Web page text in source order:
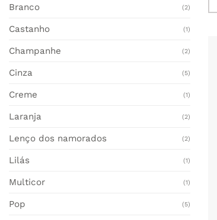
Branco (2)
Castanho (1)
Champanhe (2)
Cinza (5)
Creme (1)
Laranja (2)
Lenço dos namorados (2)
Lilás (1)
Multicor (1)
Pop (5)